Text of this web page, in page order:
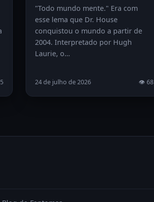
"Todo mundo mente." Era com
esse lema que Dr. House
conquistou o mundo a partir de
2004. Interpretado por Hugh
Laurie, o…
24 de julho de 2026 👁 68